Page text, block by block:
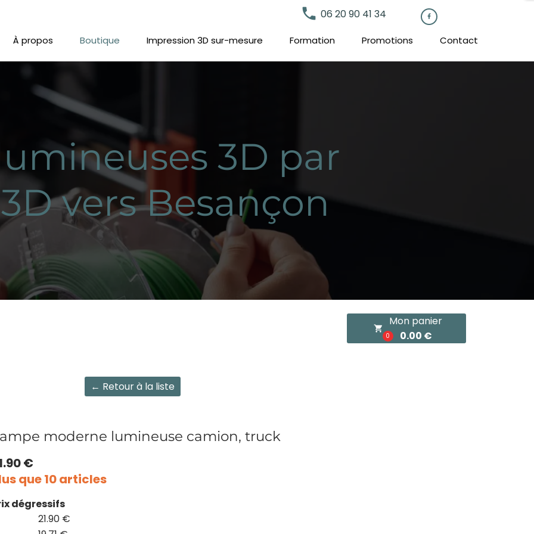
À propos Boutique Impression 3D sur-mesure Formation Promotions Contact
local_phone 06 20 90 41 34 
3D par
vers Besançon
local_grocery_store
0
Mon panier
0.00 €
← Retour à la liste
moderne lumineuse camion, truck
€
que 10 articles
dégressifs
21.90 €